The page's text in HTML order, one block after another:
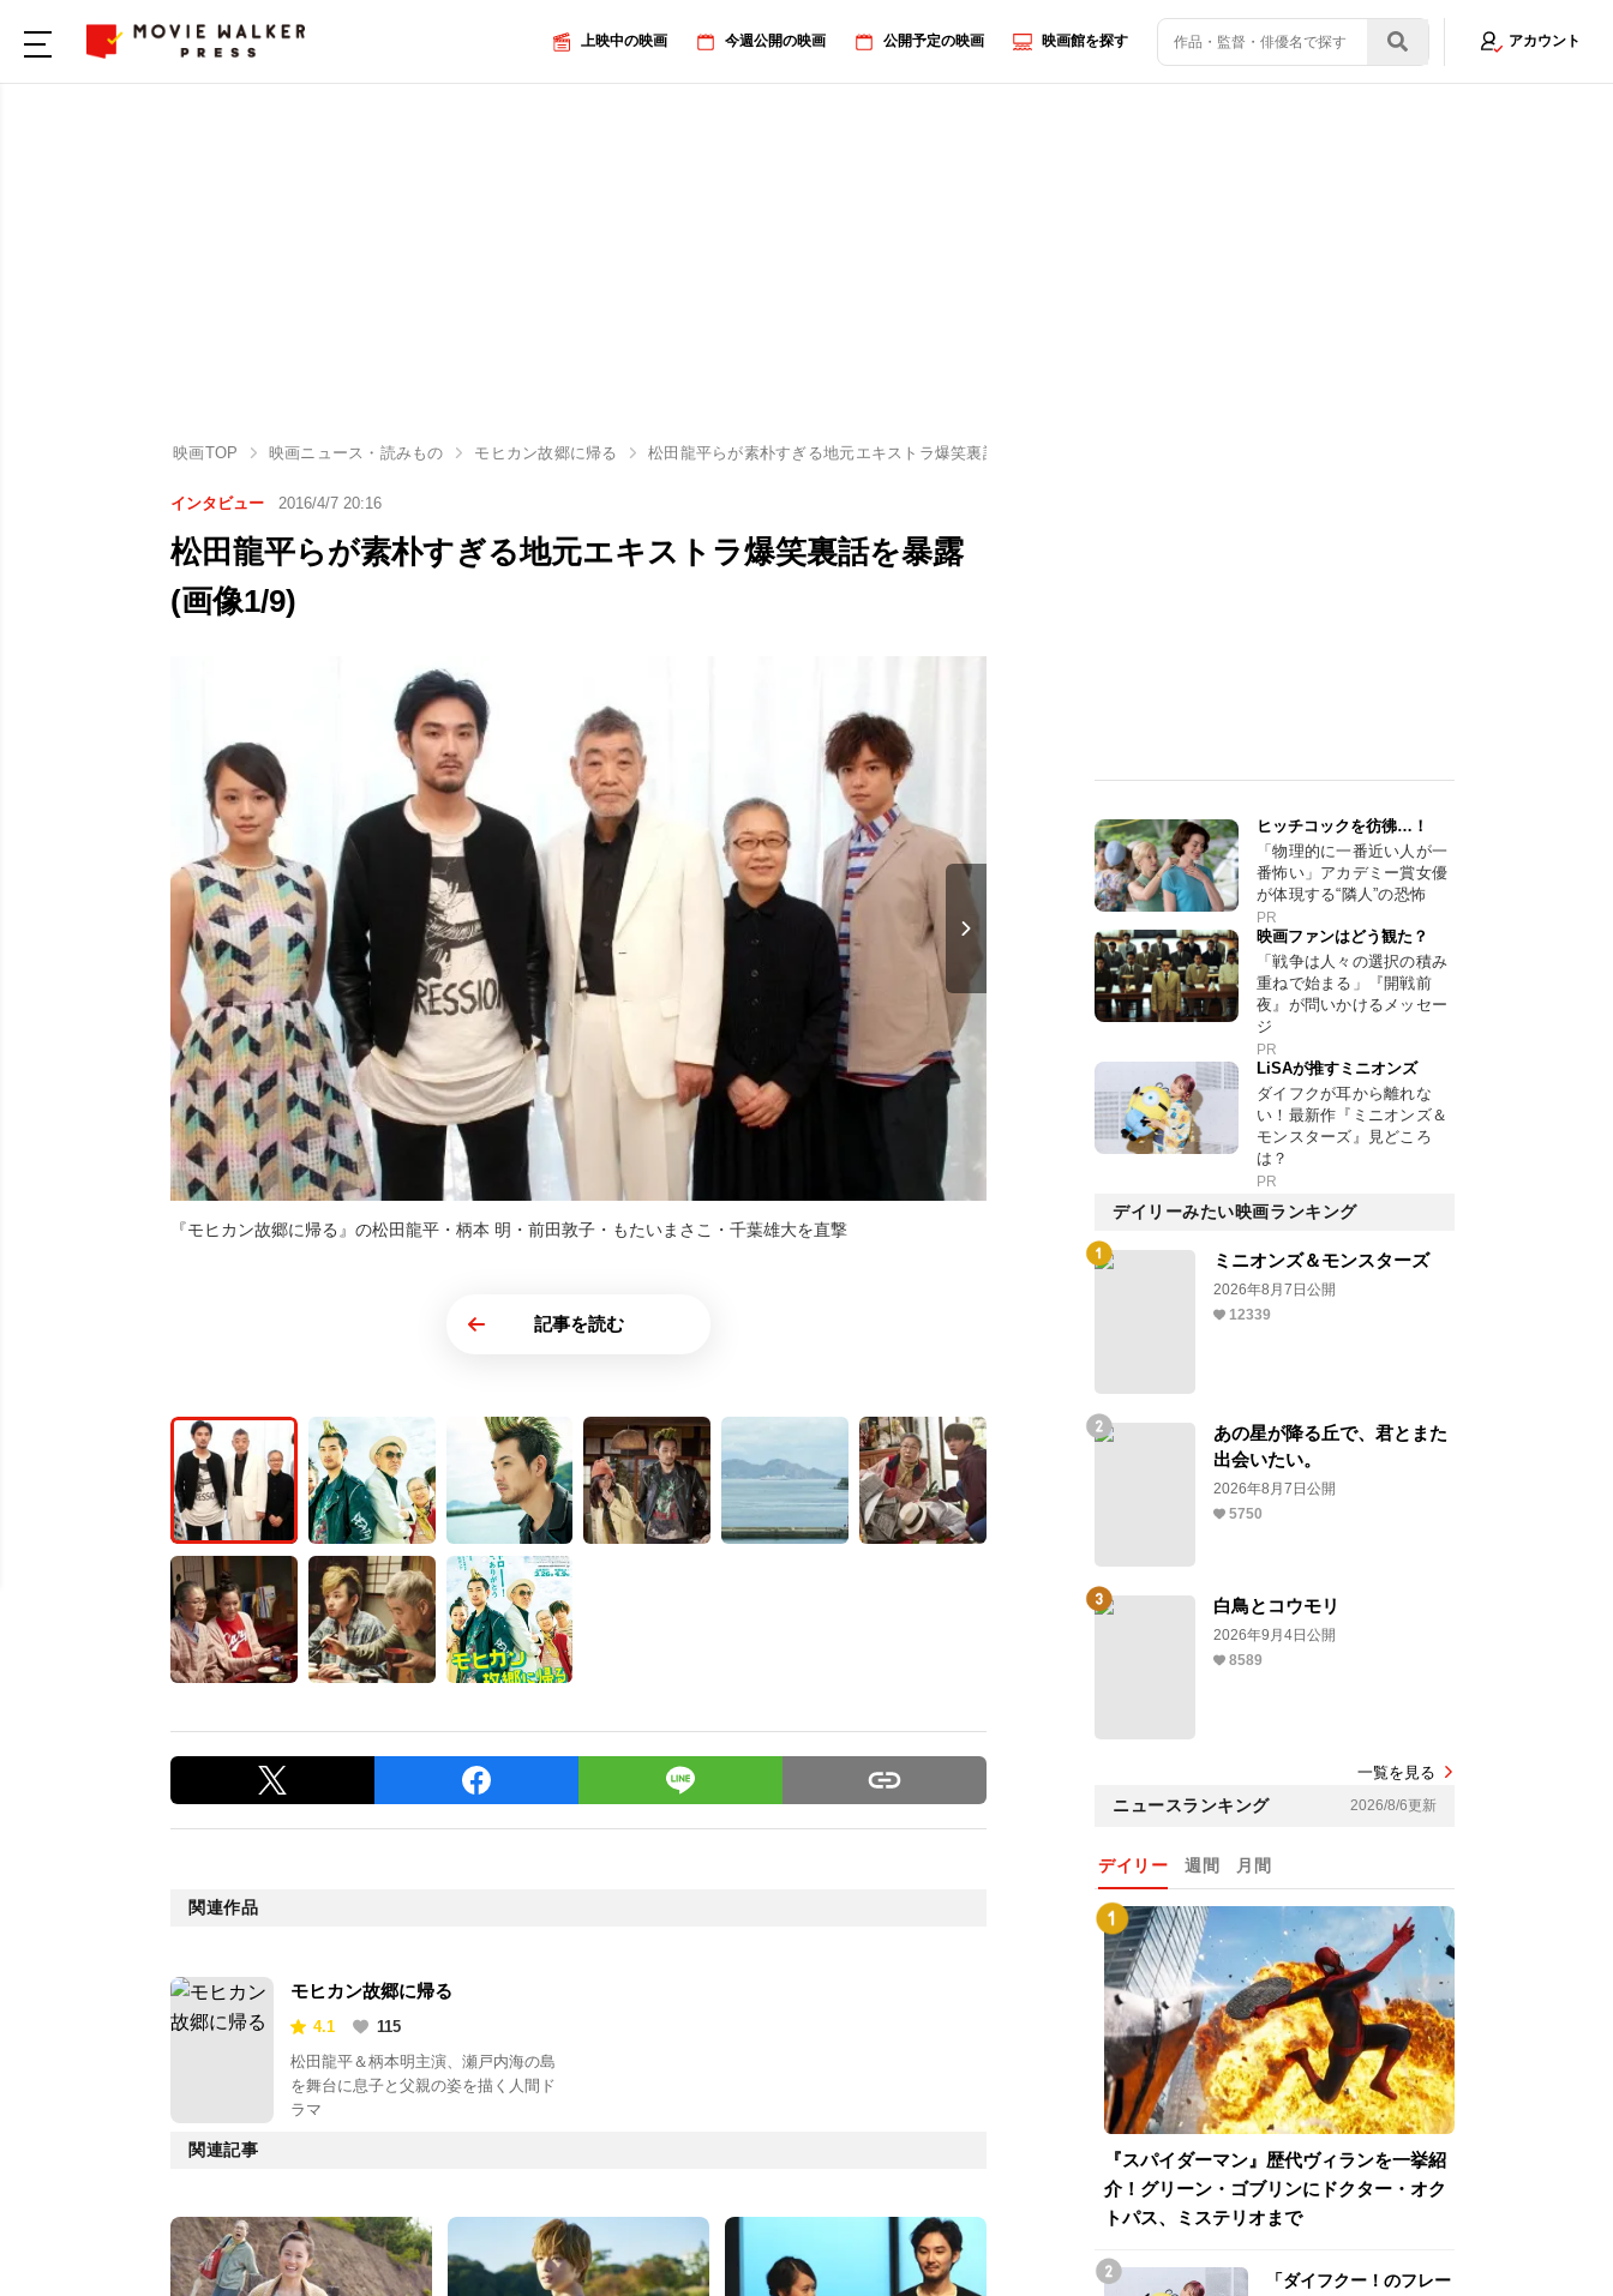
上映中の映画 今週公開の映画 公開予定の映画 映画館を探す アカウント
映画TOP 映画ニュース・読みもの モヒカン故郷に帰る 松田龍平らが素朴すぎる地元エキストラ爆笑裏話を暴露
インタビュー 2016/4/7 20:16
松田龍平らが素朴すぎる地元エキストラ爆笑裏話を暴露
(画像1/9)
『モヒカン故郷に帰る』の松田龍平・柄本 明・前田敦子・もたいまさこ・千葉雄大を直撃
記事を読む
関連作品
モヒカン故郷に帰る
4.1
115
松田龍平＆柄本明主演、瀬戸内海の島
を舞台に息子と父親の姿を描く人間ド
ラマ
関連記事
ヒッチコックを彷彿…！
「物理的に一番近い人が一
番怖い」アカデミー賞女優
が体現する“隣人”の恐怖
PR
映画ファンはどう観た？
「戦争は人々の選択の積み
重ねで始まる」『開戦前
夜』が問いかけるメッセー
ジ
PR
LiSAが推すミニオンズ
ダイフクが耳から離れな
い！最新作『ミニオンズ＆
モンスターズ』見どころ
は？
PR
デイリーみたい映画ランキング
ミニオンズ＆モンスターズ
2026年8月7日公開
12339
あの星が降る丘で、君とまた
出会いたい。
2026年8月7日公開
5750
白鳥とコウモリ
2026年9月4日公開
8589
一覧を見る
ニュースランキング 2026/8/6更新
デイリー 週間 月間
『スパイダーマン』歴代ヴィランを一挙紹
介！グリーン・ゴブリンにドクター・オク
トパス、ミステリオまで
「ダイフクー！のフレー